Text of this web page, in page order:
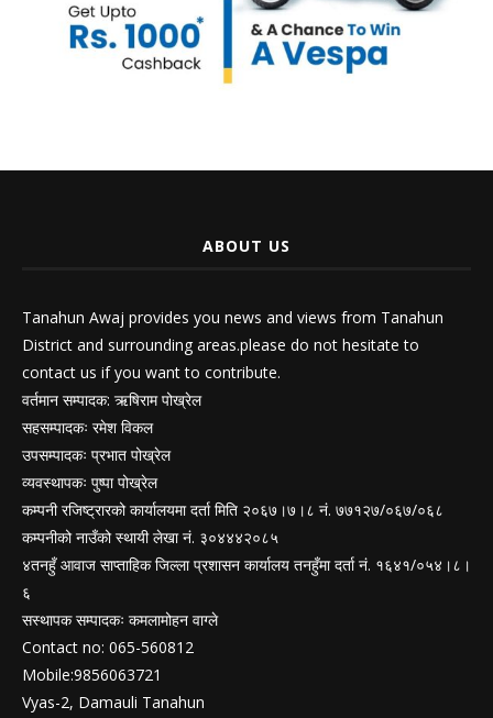
ABOUT US
Tanahun Awaj provides you news and views from Tanahun
District and surrounding areas.please do not hesitate to
contact us if you want to contribute.
वर्तमान सम्पादक: ऋषिराम पोख्रेल
सहसम्पादकः रमेश विकल
उपसम्पादकः प्रभात पोख्रेल
व्यवस्थापकः पुष्पा पोख्रेल
कम्पनी रजिष्ट्रारको कार्यालयमा दर्ता मिति २०६७।७।८ नं. ७७१२७/०६७/०६८
कम्पनीको नाउँको स्थायी लेखा नं. ३०४४४२०८५
४तनहुँ आवाज साप्ताहिक जिल्ला प्रशासन कार्यालय तनहुँमा दर्ता नं. १६४१/०५४।८।
६
सस्थापक सम्पादकः कमलामोहन वाग्ले
Contact no: 065-560812
Mobile:9856063721
Vyas-2, Damauli Tanahun